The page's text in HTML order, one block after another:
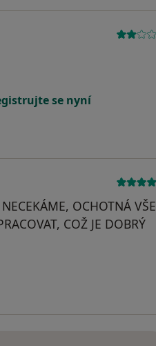
se nyní
OCHOTNÁ VŠE
COŽ JE DOBRÝ